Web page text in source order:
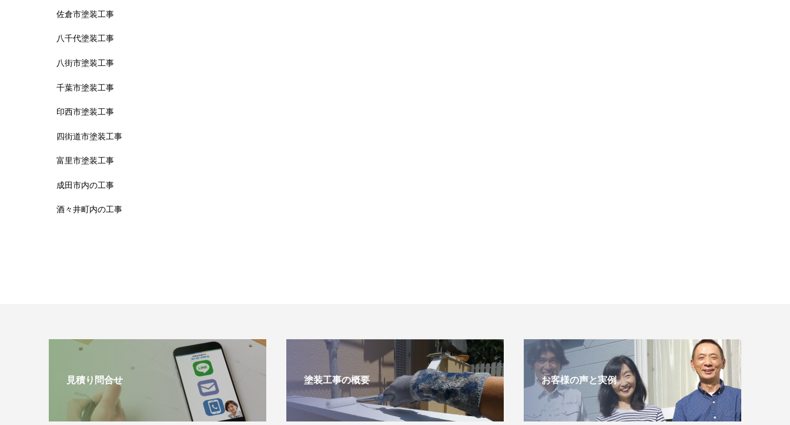
佐倉市塗装工事
八千代塗装工事
八街市塗装工事
千葉市塗装工事
印西市塗装工事
四街道市塗装工事
富里市塗装工事
成田市内の工事
酒々井町内の工事
見積り問合せ 塗装工事の概要 お客様の声と実例